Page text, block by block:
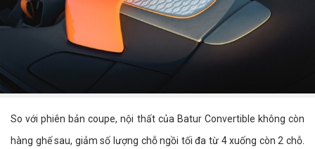
So với phiên bản coupe, nội thất của Batur Convertible không còn
hàng ghế sau, giảm số lượng chỗ ngồi tối đa từ 4 xuống còn 2 chỗ.